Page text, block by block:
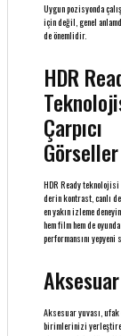
Uygun pozisyonda
için değil, genel
de önemlidir.
HDR
Çarpıcı
Görseller
HDR Ready
derin kontrast, canlı
en yakın izleme
hem film hem de
performansını yepyeni
Aksesuar yuvası, ufak
birimlerinizi